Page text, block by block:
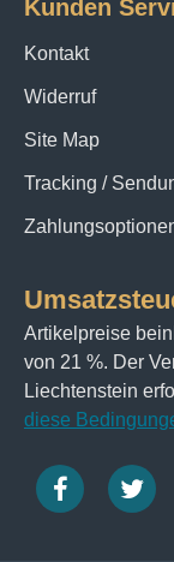
Kunden
Kontakt
Widerruf
Site Map
Tracking /
Artikelpreise
von 21 %. Der
Liechtenstein
diese